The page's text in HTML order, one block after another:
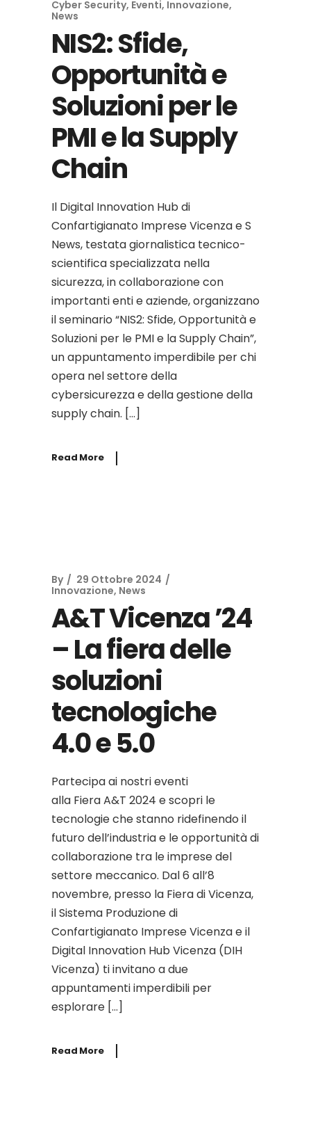
Cyber Security, Eventi, Innovazione,
News
NIS2: Sfide,
Opportunità e
Soluzioni per le
PMI e la Supply
Chain
Il Digital Innovation Hub di
Confartigianato Imprese Vicenza e S
News, testata giornalistica tecnico-
scientifica specializzata nella
sicurezza, in collaborazione con
importanti enti e aziende, organizzano
il seminario “NIS2: Sfide, Opportunità e
Soluzioni per le PMI e la Supply Chain”,
un appuntamento imperdibile per chi
opera nel settore della
cybersicurezza e della gestione della
supply chain. […]
Read More
By
29 Ottobre 2024
Innovazione, News
A&T Vicenza ’24
– La fiera delle
soluzioni
tecnologiche
4.0 e 5.0
Partecipa ai nostri eventi
alla Fiera A&T 2024 e scopri le
tecnologie che stanno ridefinendo il
futuro dell’industria e le opportunità di
collaborazione tra le imprese del
settore meccanico. Dal 6 all’8
novembre, presso la Fiera di Vicenza,
il Sistema Produzione di
Confartigianato Imprese Vicenza e il
Digital Innovation Hub Vicenza (DIH
Vicenza) ti invitano a due
appuntamenti imperdibili per
esplorare […]
Read More